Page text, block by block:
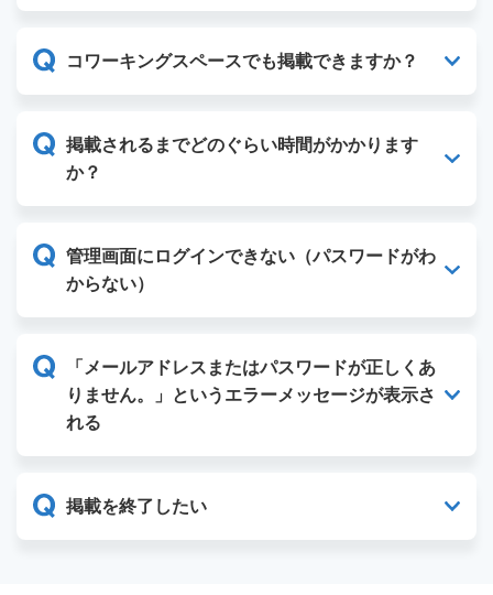
コワーキングスペースでも掲載できますか？
掲載されるまでどのぐらい時間がかかります
か？
管理画面にログインできない（パスワードがわ
からない）
「メールアドレスまたはパスワードが正しくあ
りません。」というエラーメッセージが表示さ
れる
掲載を終了したい